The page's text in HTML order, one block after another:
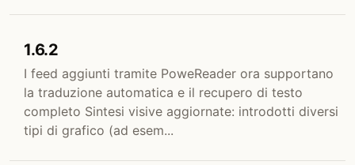
1.6.2
I feed aggiunti tramite PoweReader ora supportano
la traduzione automatica e il recupero di testo
completo Sintesi visive aggiornate: introdotti diversi
tipi di grafico (ad esem...